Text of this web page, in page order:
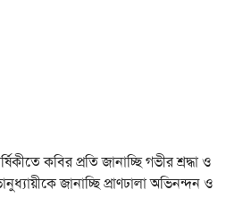
কবির প্রতি জানাচ্ছি গভীর শ্রদ্ধা ও
জানাচ্ছি প্রাণঢালা অভিনন্দন ও